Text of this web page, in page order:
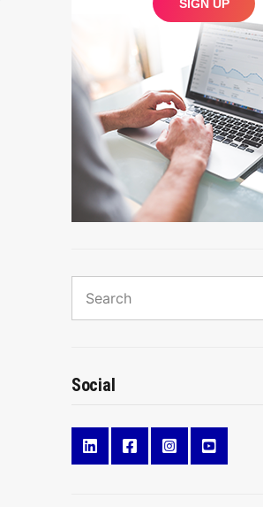
for:
Social